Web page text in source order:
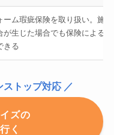
ーム瑕疵保険を取り扱い。施
が生じた場合でも保険による
きる
トップ対応 ／
ズの
く